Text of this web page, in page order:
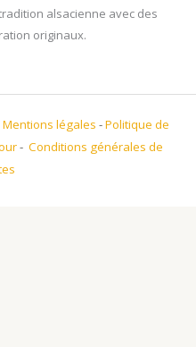
alsacienne avec des
originaux.
Mentions légales -Politique de
- Conditions générales de